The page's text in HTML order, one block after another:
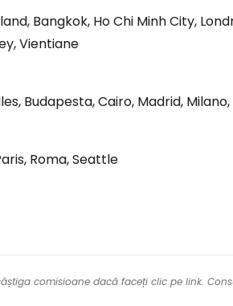
Bangkok, Ho Chi Minh City,
Vientiane
Budapesta, Cairo, Madrid,
Roma, Seattle
comisioane dacă faceți clic pe link.